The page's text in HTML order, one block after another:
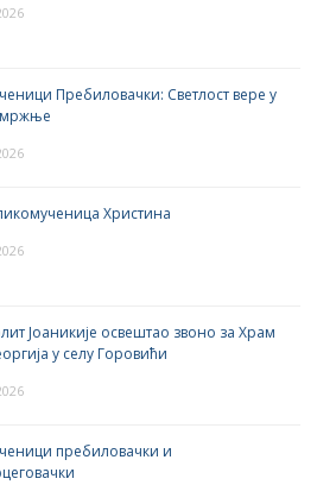
Пребиловачки: Светлост вере у
мржње
Христина
Јоаникије освештао звоно за Храм
у селу Горовићи
пребиловачки и